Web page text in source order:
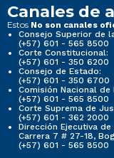
Canales de
Estos No son canales
Consejo Superior de
(+57) 601 - 565 8500
Corte Constitucional:
(+57) 601 - 350 6200
Consejo de Estado:
(+57) 601 - 350 6700
Comisión Nacional
(+57) 601 - 565 8500
Corte Suprema de
(+57) 601 - 362 2000
Dirección Ejecutiva
Carrera 7 # 27-18,
(+57) 601 - 565 8500